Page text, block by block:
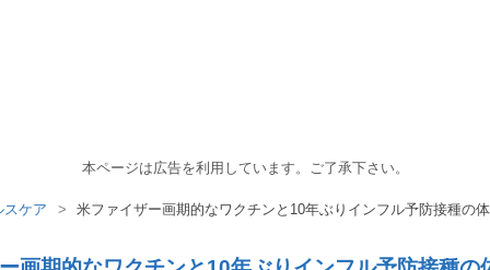
本ページは広告を利用しています。ご了承下さい。
スケア > 米ファイザー画期的なワクチンと10年ぶりインフル予防接種の